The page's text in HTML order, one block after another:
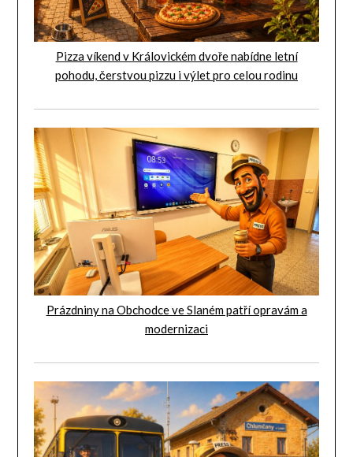
Pizza víkend v Královickém dvoře nabídne letní
pohodu, čerstvou pizzu i výlet pro celou rodinu
Prázdniny na Obchodce ve Slaném patří opravám a
modernizaci